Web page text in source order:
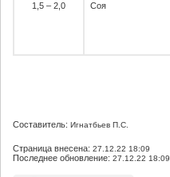
1,5 – 2,0 Соя
Составитель: Игнатбьев П.С.
Страница внесена: 27.12.22 18:09
Последнее обновление: 27.12.22 18:09